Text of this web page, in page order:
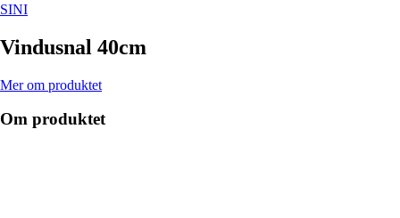
SINI
Vindusnal 40cm
Mer om produktet
Om produktet